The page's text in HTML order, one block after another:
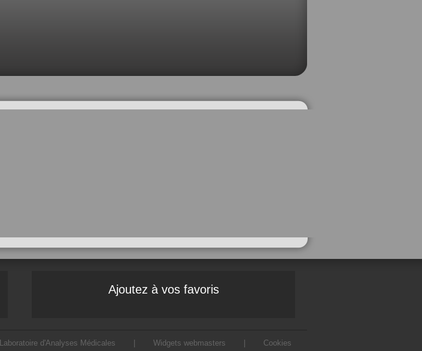
Ajoutez à vos favoris
Laboratoire d'Analyses Médicales Widgets webmasters
Cookies